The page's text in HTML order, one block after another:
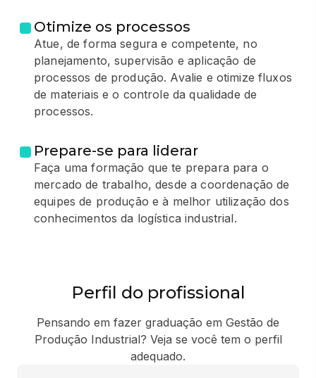
Otimize os processos
Atue, de forma segura e competente, no
planejamento, supervisão e aplicação de
processos de produção. Avalie e otimize fluxos
de materiais e o controle da qualidade de
processos.
Prepare-se para liderar
Faça uma formação que te prepara para o
mercado de trabalho, desde a coordenação de
equipes de produção e à melhor utilização dos
conhecimentos da logística industrial.
Perfil do profissional
Pensando em fazer graduação em Gestão de
Produção Industrial? Veja se você tem o perfil
adequado.